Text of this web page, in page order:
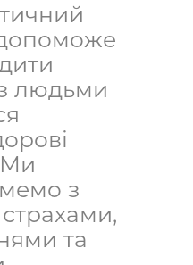
людьми
Ми
з
та